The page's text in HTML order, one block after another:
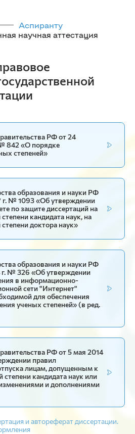
Аспиранту
научная аттестация
РФ от 24
842 «О порядке
степеней»
образования и науки РФ
г. № 1093 «Об утверждении
по защите диссертаций на
кандидата наук, на
доктора наук»
образования и науки РФ
г. № 326 «Об утверждении
в информационно-
сети "Интернет"
для обеспечения
ученых степеней» (в ред.
РФ от 5 мая 2014
правил
лицам, допущенным к
степени кандидата наук или
и дополнениями
и автореферат диссертации.